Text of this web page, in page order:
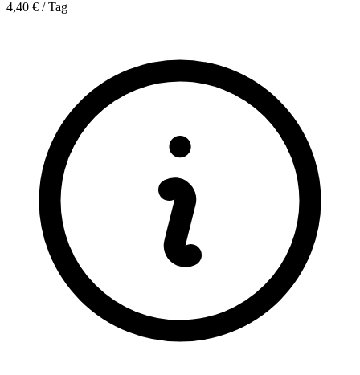
4,40 € / Tag